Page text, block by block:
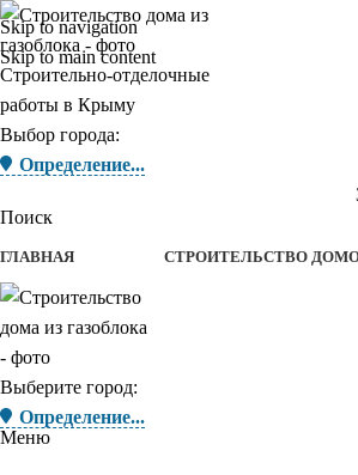
Skip to navigation
Skip to main content
Строительно-отделочные
работы в Крыму
Выбор города:
Определение...
Поиск
ГЛАВНАЯ СТРОИТЕЛЬСТВО
Выберите город:
Определение...
Меню